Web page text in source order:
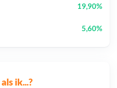
ik...?
19,90%
5,60%